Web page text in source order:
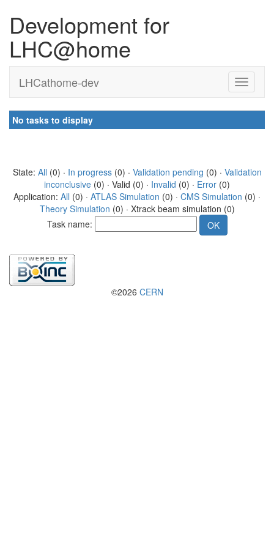
Development for
LHC@home
LHCathome-dev
No tasks to display
State: All (0) · In progress(0) · Validation pending (0) · Validation
inconclusive (0) · Valid (0) · Invalid (0) · Error (0)
Application: All (0) · ATLAS Simulation (0) · CMS Simulation (0) ·
Theory Simulation (0) · Xtrack beam simulation (0)
Task name:
©2026 CERN